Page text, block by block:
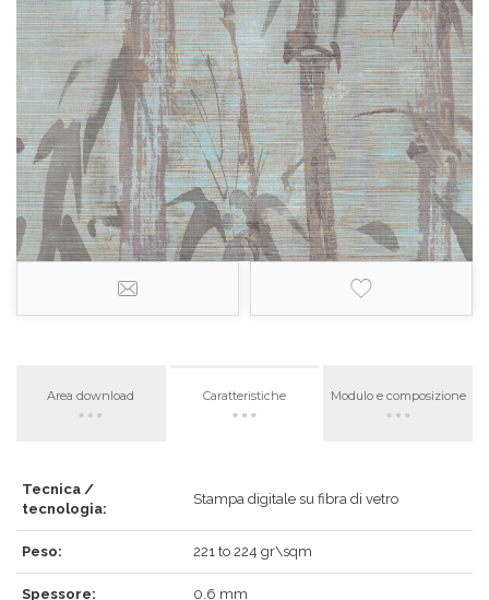
Area download Caratteristiche Modulo e composizione
Tecnica /
tecnologia:
Stampa digitale su fibra di vetro
Peso: 221 to 224 gr\sqm
Spessore: 0.6 mm
ACCEDI